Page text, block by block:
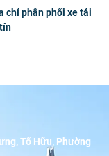
chỉ phân phối xe tải
Tố Hữu, Phường